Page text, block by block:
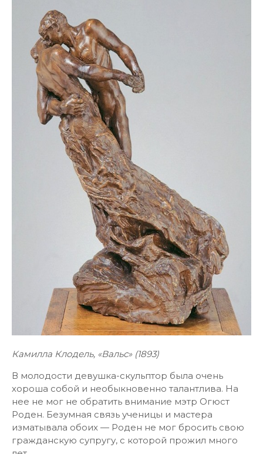
Камилла Клодель, «Вальс» (1893)
В молодости девушка-скульптор была очень
хороша собой и необыкновенно талантлива. На
нее не мог не обратить внимание мэтр Огюст
Роден. Безумная связь ученицы и мастера
изматывала обоих — Роден не мог бросить свою
гражданскую супругу, с которой прожил много